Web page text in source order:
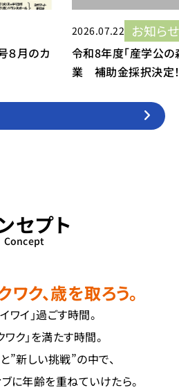
８月のカ
2026.07.22 お知らせ
令和8年度「産学公の
業 補助金採択決定！
セプト
Concept
ワク、歳を取ろう。
ワイ」過ごす時間。
ワク」を満たす時間。
”新しい挑戦”の中で、
に年齢を重ねていけたら。